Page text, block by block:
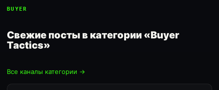
BUYER
Свежие посты в категории «Buyer
Tactics»
Все каналы категории →